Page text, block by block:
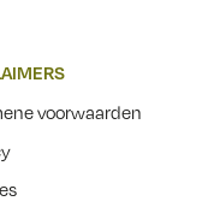
voorwaarden